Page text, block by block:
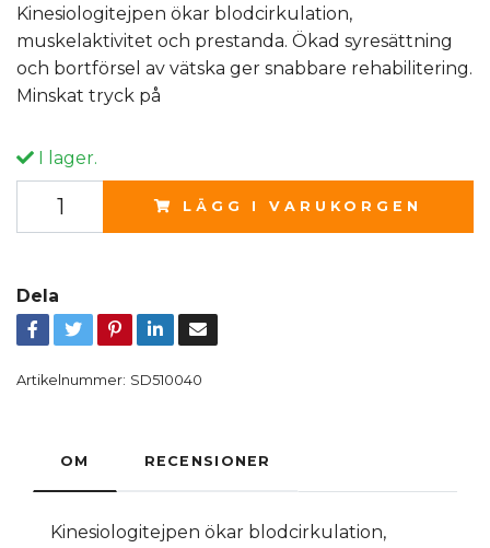
Kinesiologitejpen ökar blodcirkulation,
muskelaktivitet och prestanda. Ökad syresättning
och bortförsel av vätska ger snabbare rehabilitering.
Minskat tryck på
I lager.
LÄGG I VARUKORGEN
Dela
Artikelnummer: SD510040
OM RECENSIONER
Kinesiologitejpen ökar blodcirkulation,